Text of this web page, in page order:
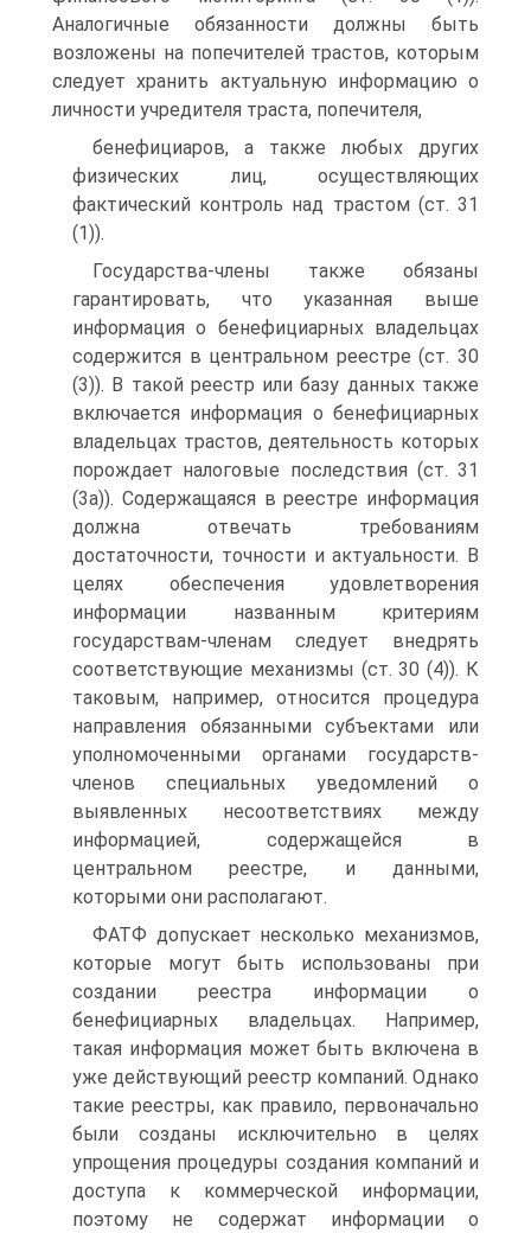
Аналогичные обязанности должны быть
возложены на попечителей трастов, которым
следует хранить актуальную информацию о
личности учредителя траста, попечителя,
бенефициаров, а также любых других
физических лиц, осуществляющих
фактический контроль над трастом (ст. 31
(1)).
Государства-члены также обязаны
гарантировать, что указанная выше
информация о бенефициарных владельцах
содержится в центральном реестре (ст. 30
(3)). В такой реестр или базу данных также
включается информация о бенефициарных
владельцах трастов, деятельность которых
порождает налоговые последствия (ст. 31
(3а)). Содержащаяся в реестре информация
должна отвечать требованиям
достаточности, точности и актуальности. В
целях обеспечения удовлетворения
информации названным критериям
государствам-членам следует внедрять
соответствующие механизмы (ст. 30 (4)). К
таковым, например, относится процедура
направления обязанными субъектами или
уполномоченными органами государств-
членов специальных уведомлений о
выявленных несоответствиях между
информацией, содержащейся в
центральном реестре, и данными,
которыми они располагают.
ФАТФ допускает несколько механизмов,
которые могут быть использованы при
создании реестра информации о
бенефициарных владельцах. Например,
такая информация может быть включена в
уже действующий реестр компаний. Однако
такие реестры, как правило, первоначально
были созданы исключительно в целях
упрощения процедуры создания компаний и
доступа к коммерческой информации,
поэтому не содержат информации о